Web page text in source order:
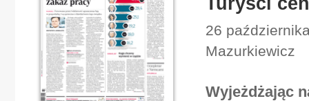
26
Mazurkiewicz
Wyjeżdżając